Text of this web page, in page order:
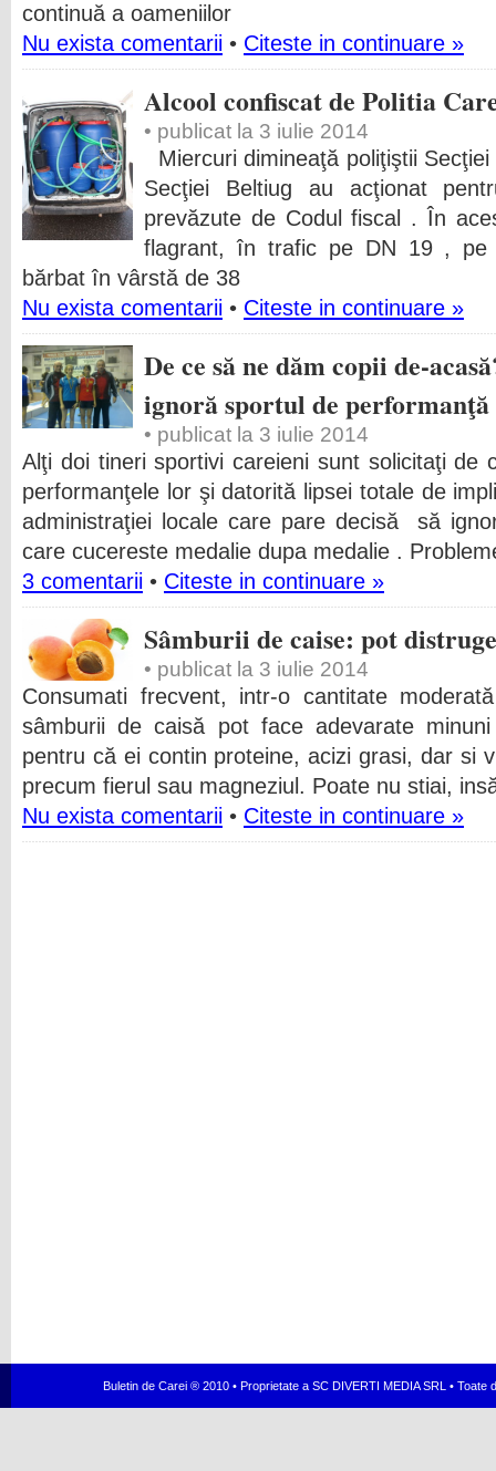
continuă a oameniilor
Nu exista comentarii • Citeste in continuare »
Alcool confiscat de Politia
• publicat la 3 iulie 2014
Miercuri dimineaţă poliţiştii
Secţiei Beltiug au acţionat
prevăzute de Codul fiscal . În
flagrant, în trafic pe DN 19 , pe
bărbat în vârstă de 38
Nu exista comentarii • Citeste in continuare »
De ce să ne dăm copii de-
ignoră sportul de performanţă
• publicat la 3 iulie 2014
Alţi doi tineri sportivi careieni sunt solicitaţi
performanţele lor şi datorită lipsei totale de
administraţiei locale care pare decisă să
care cucereste medalie dupa medalie .
3 comentarii • Citeste in continuare »
Sâmburii de caise: pot
• publicat la 3 iulie 2014
Consumati frecvent, intr-o cantitate
sâmburii de caisă pot face adevarate
pentru că ei contin proteine, acizi grasi, dar si
precum fierul sau magneziul. Poate nu stiai,
Nu exista comentarii • Citeste in continuare »
Buletin de Carei ® 2010 • Proprietate a SC DIVERTI MEDIA SRL •